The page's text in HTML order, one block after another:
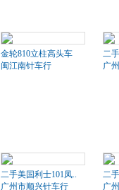
金轮810立柱高头车
闽江南针车行
二
广
二手美国利士101凤..
广州市顺兴针车行
二
广